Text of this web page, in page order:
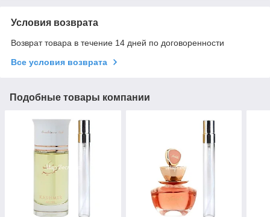
Условия возврата
Возврат товара в течение 14 дней по договоренности
Все условия возврата
Подобные товары компании